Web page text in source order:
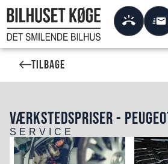
Tilbage
VÆRKSTEDSPRISER -
SERVICE